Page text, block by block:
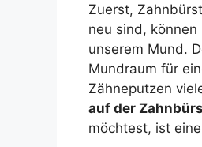
Zuerst,
neu sind,
unserem Mund.
Mundraum für
Zähneputzen
auf der
möchtest, ist